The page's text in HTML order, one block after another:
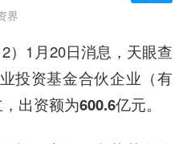
界
）1月20日消息，天眼查
投资基金合伙企业（有
出资额为600.6亿元。